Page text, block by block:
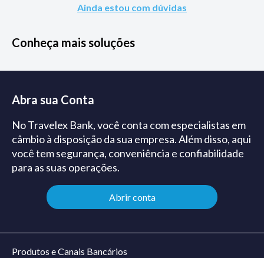
Ainda estou com dúvidas
Conheça mais soluções
Abra sua Conta
No Travelex Bank, você conta com especialistas em
câmbio à disposição da sua empresa. Além disso, aqui
você tem segurança, conveniência e confiabilidade
para as suas operações.
Abrir conta
Produtos e Canais Bancários